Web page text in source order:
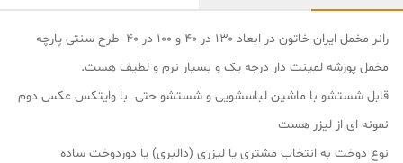
رانر مخمل ایران خاتون در ابعاد ۱۳۰ در ۴۰ و ۱۰۰ در ۴۰ طرح سنتی پارچه
مخمل پورشه لمینت دار درجه یک و بسیار نرم و لطیف هست.
قابل شستشو با ماشین لباسشویی و شستشو حتی با وایتکس عکس دوم
نمونه ای از لیزر هست
نوع دوخت به انتخاب مشتری یا لیزری (دالبری) یا دوردوخت ساده